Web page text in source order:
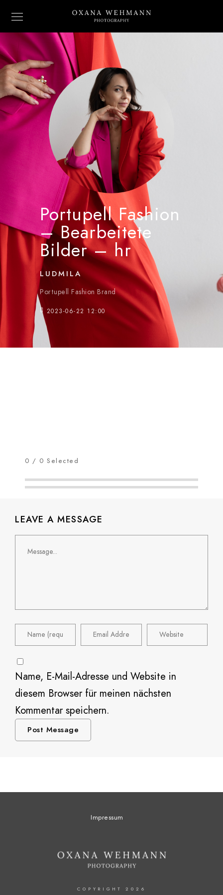
Portupell Fashion
– Bearbeitete
Bilder – hr
LUDMILA
Portupell Fashion Brand
2023-06-22 12:00
0 / 0 Selected
LEAVE A MESSAGE
Name, E-Mail-Adresse und Website in
diesem Browser für meinen nächsten
Kommentar speichern.
Impressum
COPYRIGHT 2026